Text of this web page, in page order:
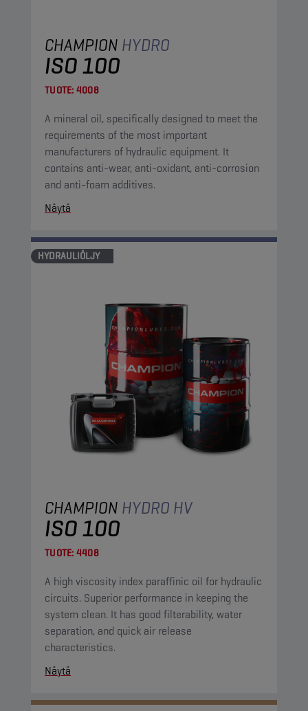
CHAMPION HYDRO
ISO 100
TUOTE: 4008
A mineral oil, specifically designed to meet the
requirements of the most important
manufacturers of hydraulic equipment. It
contains anti-wear, anti-oxidant, anti-corrosion
and anti-foam additives.
Näytä
HYDRAULIÖLJY
CHAMPION HYDRO HV
ISO 100
TUOTE: 4408
A high viscosity index paraffinic oil for hydraulic
circuits. Superior performance in keeping the
system clean. It has good filterability, water
separation, and quick air release
characteristics.
Näytä